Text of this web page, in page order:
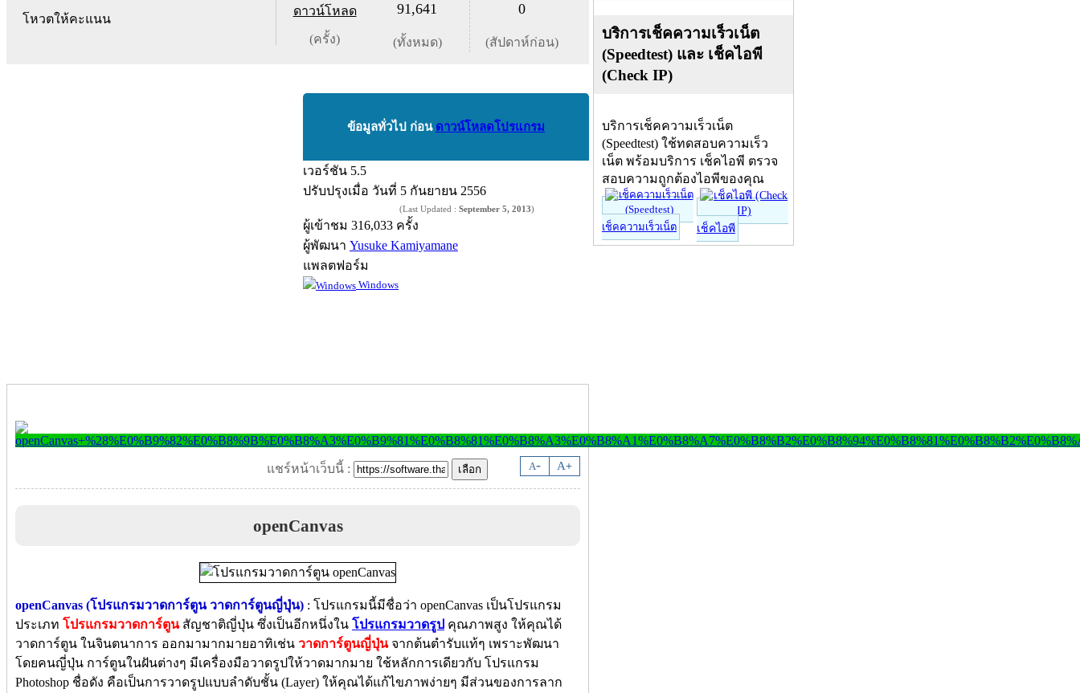
โหวตให้คะแนน
ดาวน์โหลด
(ครั้ง)
91,641
(ทั้งหมด)
0
(สัปดาห์ก่อน)
ข้อมูลทั่วไป ก่อน ดาวน์โหลดโปรแกรม
เวอร์ชัน 5.5
ปรับปรุงเมื่อ วันที่ 5 กันยายน 2556
(Last Updated : September 5, 2013)
ผู้เข้าชม 316,033 ครั้ง
ผู้พัฒนา Yusuke Kamiyamane
แพลตฟอร์ม
Windows
A- A+
แชร์หน้าเว็บนี้ :
openCanvas
openCanvas (โปรแกรมวาดการ์ตูน วาดการ์ตูนญี่ปุ่น) : โปรแกรมนี้มีชื่อว่า openCanvas เป็นโปรแกรม
ประเภท โปรแกรมวาดการ์ตูนสัญชาติญี่ปุ่น ซึ่งเป็นอีกหนึ่งใน โปรแกรมวาดรูป คุณภาพสูง ให้คุณได้
วาดการ์ตูน ในจินตนาการ ออกมามากมายอาทิเช่น วาดการ์ตูนญี่ปุ่นจากต้นตำรับแท้ๆ เพราะพัฒนา
โดยคนญี่ปุ่น การ์ตูนในฝันต่างๆ มีเครื่องมือวาดรูปให้วาดมากมาย ใช้หลักการเดียวกับ โปรแกรม
Photoshop ชื่อดัง คือเป็นการวาดรูปแบบลำดับชั้น (Layer) ให้คุณได้แก้ไขภาพง่ายๆ มีส่วนของการลาก
บริการเช็คความเร็วเน็ต
(Speedtest) และ เช็คไอพี
(Check IP)
บริการเช็คความเร็วเน็ต
(Speedtest) ใช้ทดสอบความเร็ว
เน็ต พร้อมบริการ เช็คไอพี ตรวจ
สอบความถูกต้องไอพีของคุณ
เช็คความเร็วเน็ต เช็คไอพี